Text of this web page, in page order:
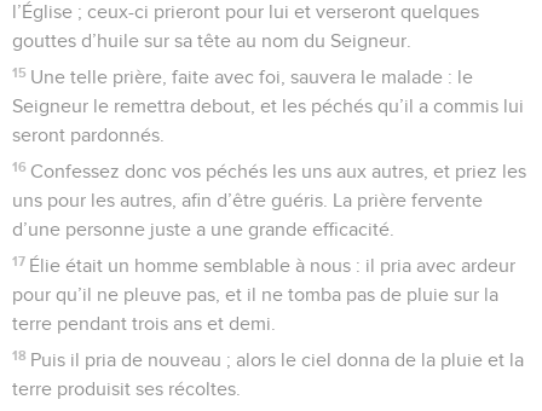
l’Église ; ceux-ci prieront pour lui et verseront quelques
gouttes d’huile sur sa tête au nom du Seigneur.
15 Une telle prière, faite avec foi, sauvera le malade : le
Seigneur le remettra debout, et les péchés qu’il a commis lui
seront pardonnés.
16 Confessez donc vos péchés les uns aux autres, et priez les
uns pour les autres, afin d’être guéris. La prière fervente
d’une personne juste a une grande efficacité.
17 Élie était un homme semblable à nous : il pria avec ardeur
pour qu’il ne pleuve pas, et il ne tomba pas de pluie sur la
terre pendant trois ans et demi.
18 Puis il pria de nouveau ; alors le ciel donna de la pluie et la
terre produisit ses récoltes.